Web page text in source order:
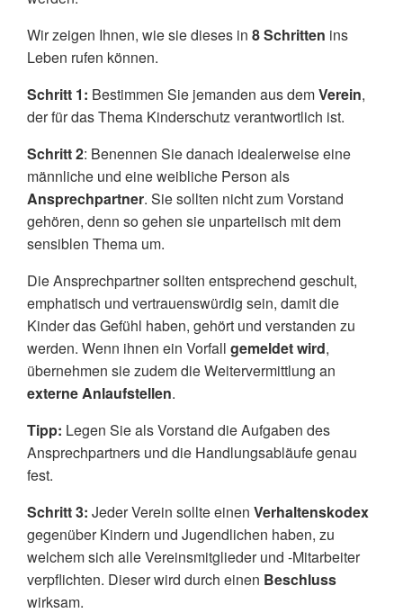
Wir zeigen Ihnen, wie sie dieses in 8 Schritten ins
Leben rufen können.
Schritt 1: Bestimmen Sie jemanden aus demVerein,
der für das Thema Kinderschutz verantwortlich ist.
Schritt 2: Benennen Sie danach idealerweise eine
männliche und eine weibliche Person als
Ansprechpartner. Sie sollten nicht zum Vorstand
gehören, denn so gehen sie unparteiisch mit dem
sensiblen Thema um.
Die Ansprechpartner sollten entsprechend geschult,
emphatisch und vertrauenswürdig sein, damit die
Kinder das Gefühl haben, gehört und verstanden zu
werden. Wenn ihnen ein Vorfall gemeldet wird,
übernehmen sie zudem die Weitervermittlung an
externe Anlaufstellen.
Tipp: Legen Sie als Vorstand die Aufgaben des
Ansprechpartners und die Handlungsabläufe genau
fest.
Schritt 3: Jeder Verein sollte einen Verhaltenskodex
gegenüber Kindern und Jugendlichen haben, zu
welchem sich alle Vereinsmitglieder und -Mitarbeiter
verpflichten. Dieser wird durch einen Beschluss
wirksam.